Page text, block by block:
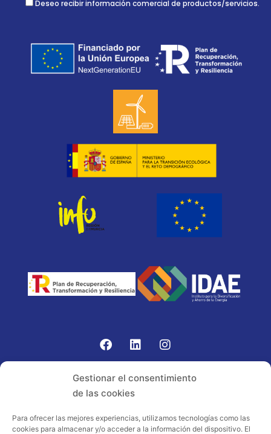
Gestionar el consentimiento
de las cookies
Para ofrecer las mejores experiencias, utilizamos tecnologías como las
cookies para almacenar y/o acceder a la información del dispositivo. El
Deseo recibir información comercial de productos/servicios.
Proyecto acogido al programa de